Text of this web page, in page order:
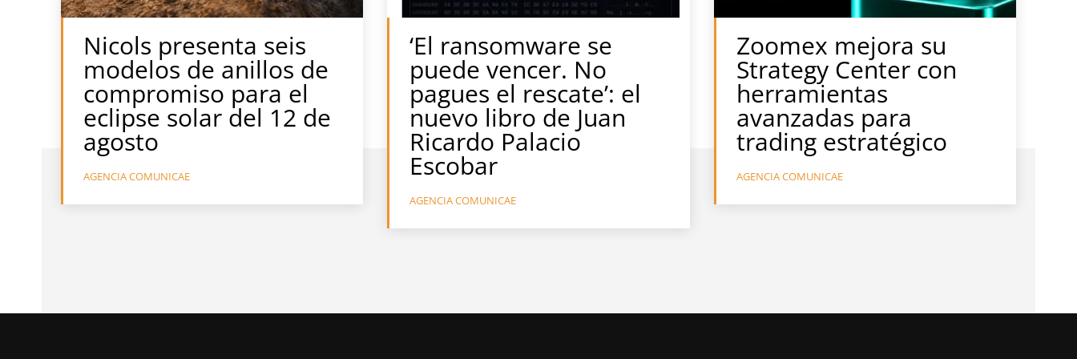
Nicols presenta seis
modelos de anillos de
compromiso para el
eclipse solar del 12 de
agosto
AGENCIA COMUNICAE
‘El ransomware se
puede vencer. No
pagues el rescate’: el
nuevo libro de Juan
Ricardo Palacio
Escobar
AGENCIA COMUNICAE
Zoomex mejora su
Strategy Center con
herramientas
avanzadas para
trading estratégico
AGENCIA COMUNICAE